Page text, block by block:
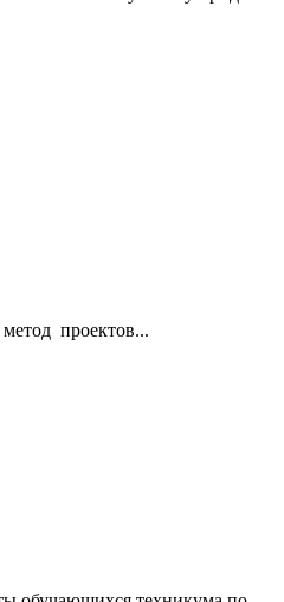
проектов...